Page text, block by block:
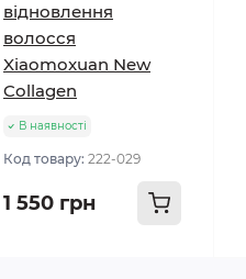
відновлення
волосся
Xiaomoxuan New
Collagen
В наявності
Код товару: 222-029
1 550 грн